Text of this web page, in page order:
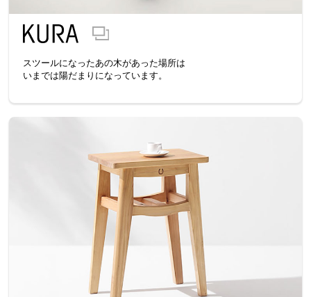
スツールになったあの木があった場所は
いまでは陽だまりになっています。